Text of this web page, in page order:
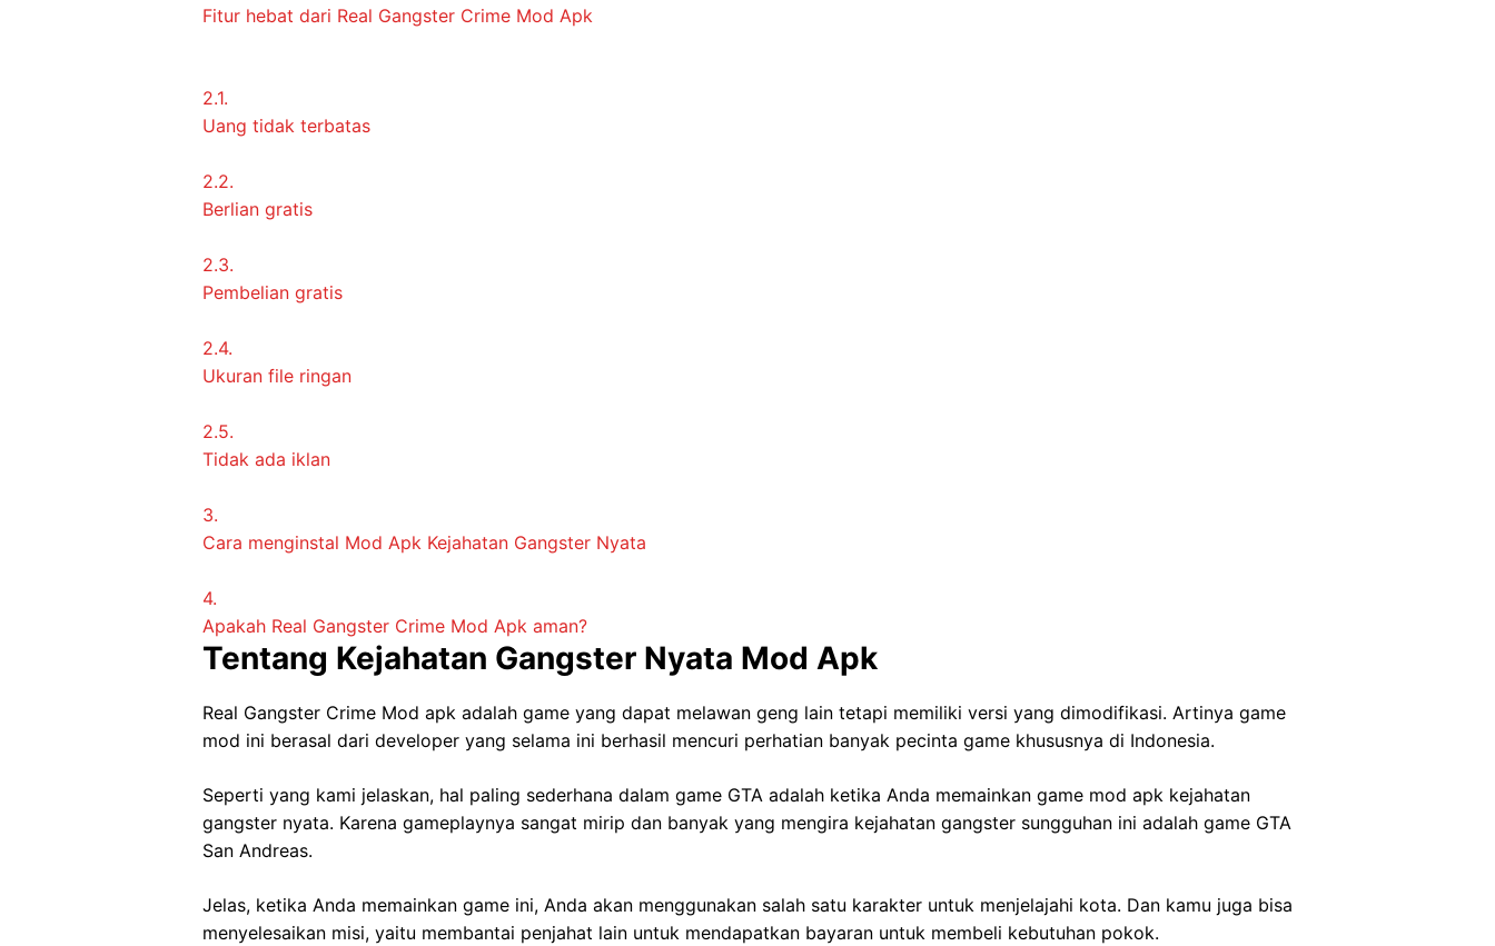
Fitur hebat dari Real Gangster Crime Mod Apk
2.1.
Uang tidak terbatas
2.2.
Berlian gratis
2.3.
Pembelian gratis
2.4.
Ukuran file ringan
2.5.
Tidak ada iklan
3.
Cara menginstal Mod Apk Kejahatan Gangster Nyata
4.
Apakah Real Gangster Crime Mod Apk aman?
Tentang Kejahatan Gangster Nyata Mod Apk
Real Gangster Crime Mod apk adalah game yang dapat melawan geng lain tetapi memiliki versi yang dimodifikasi. Artinya game
mod ini berasal dari developer yang selama ini berhasil mencuri perhatian banyak pecinta game khususnya di Indonesia.
Seperti yang kami jelaskan, hal paling sederhana dalam game GTA adalah ketika Anda memainkan game mod apk kejahatan
gangster nyata. Karena gameplaynya sangat mirip dan banyak yang mengira kejahatan gangster sungguhan ini adalah game GTA
San Andreas.
Jelas, ketika Anda memainkan game ini, Anda akan menggunakan salah satu karakter untuk menjelajahi kota. Dan kamu juga bisa
menyelesaikan misi, yaitu membantai penjahat lain untuk mendapatkan bayaran untuk membeli kebutuhan pokok.